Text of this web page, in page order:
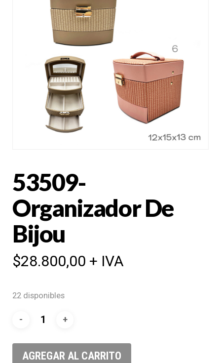
53509-
Organizador De
Bijou
$28.800,00 + IVA
22 disponibles
AGREGAR AL CARRITO